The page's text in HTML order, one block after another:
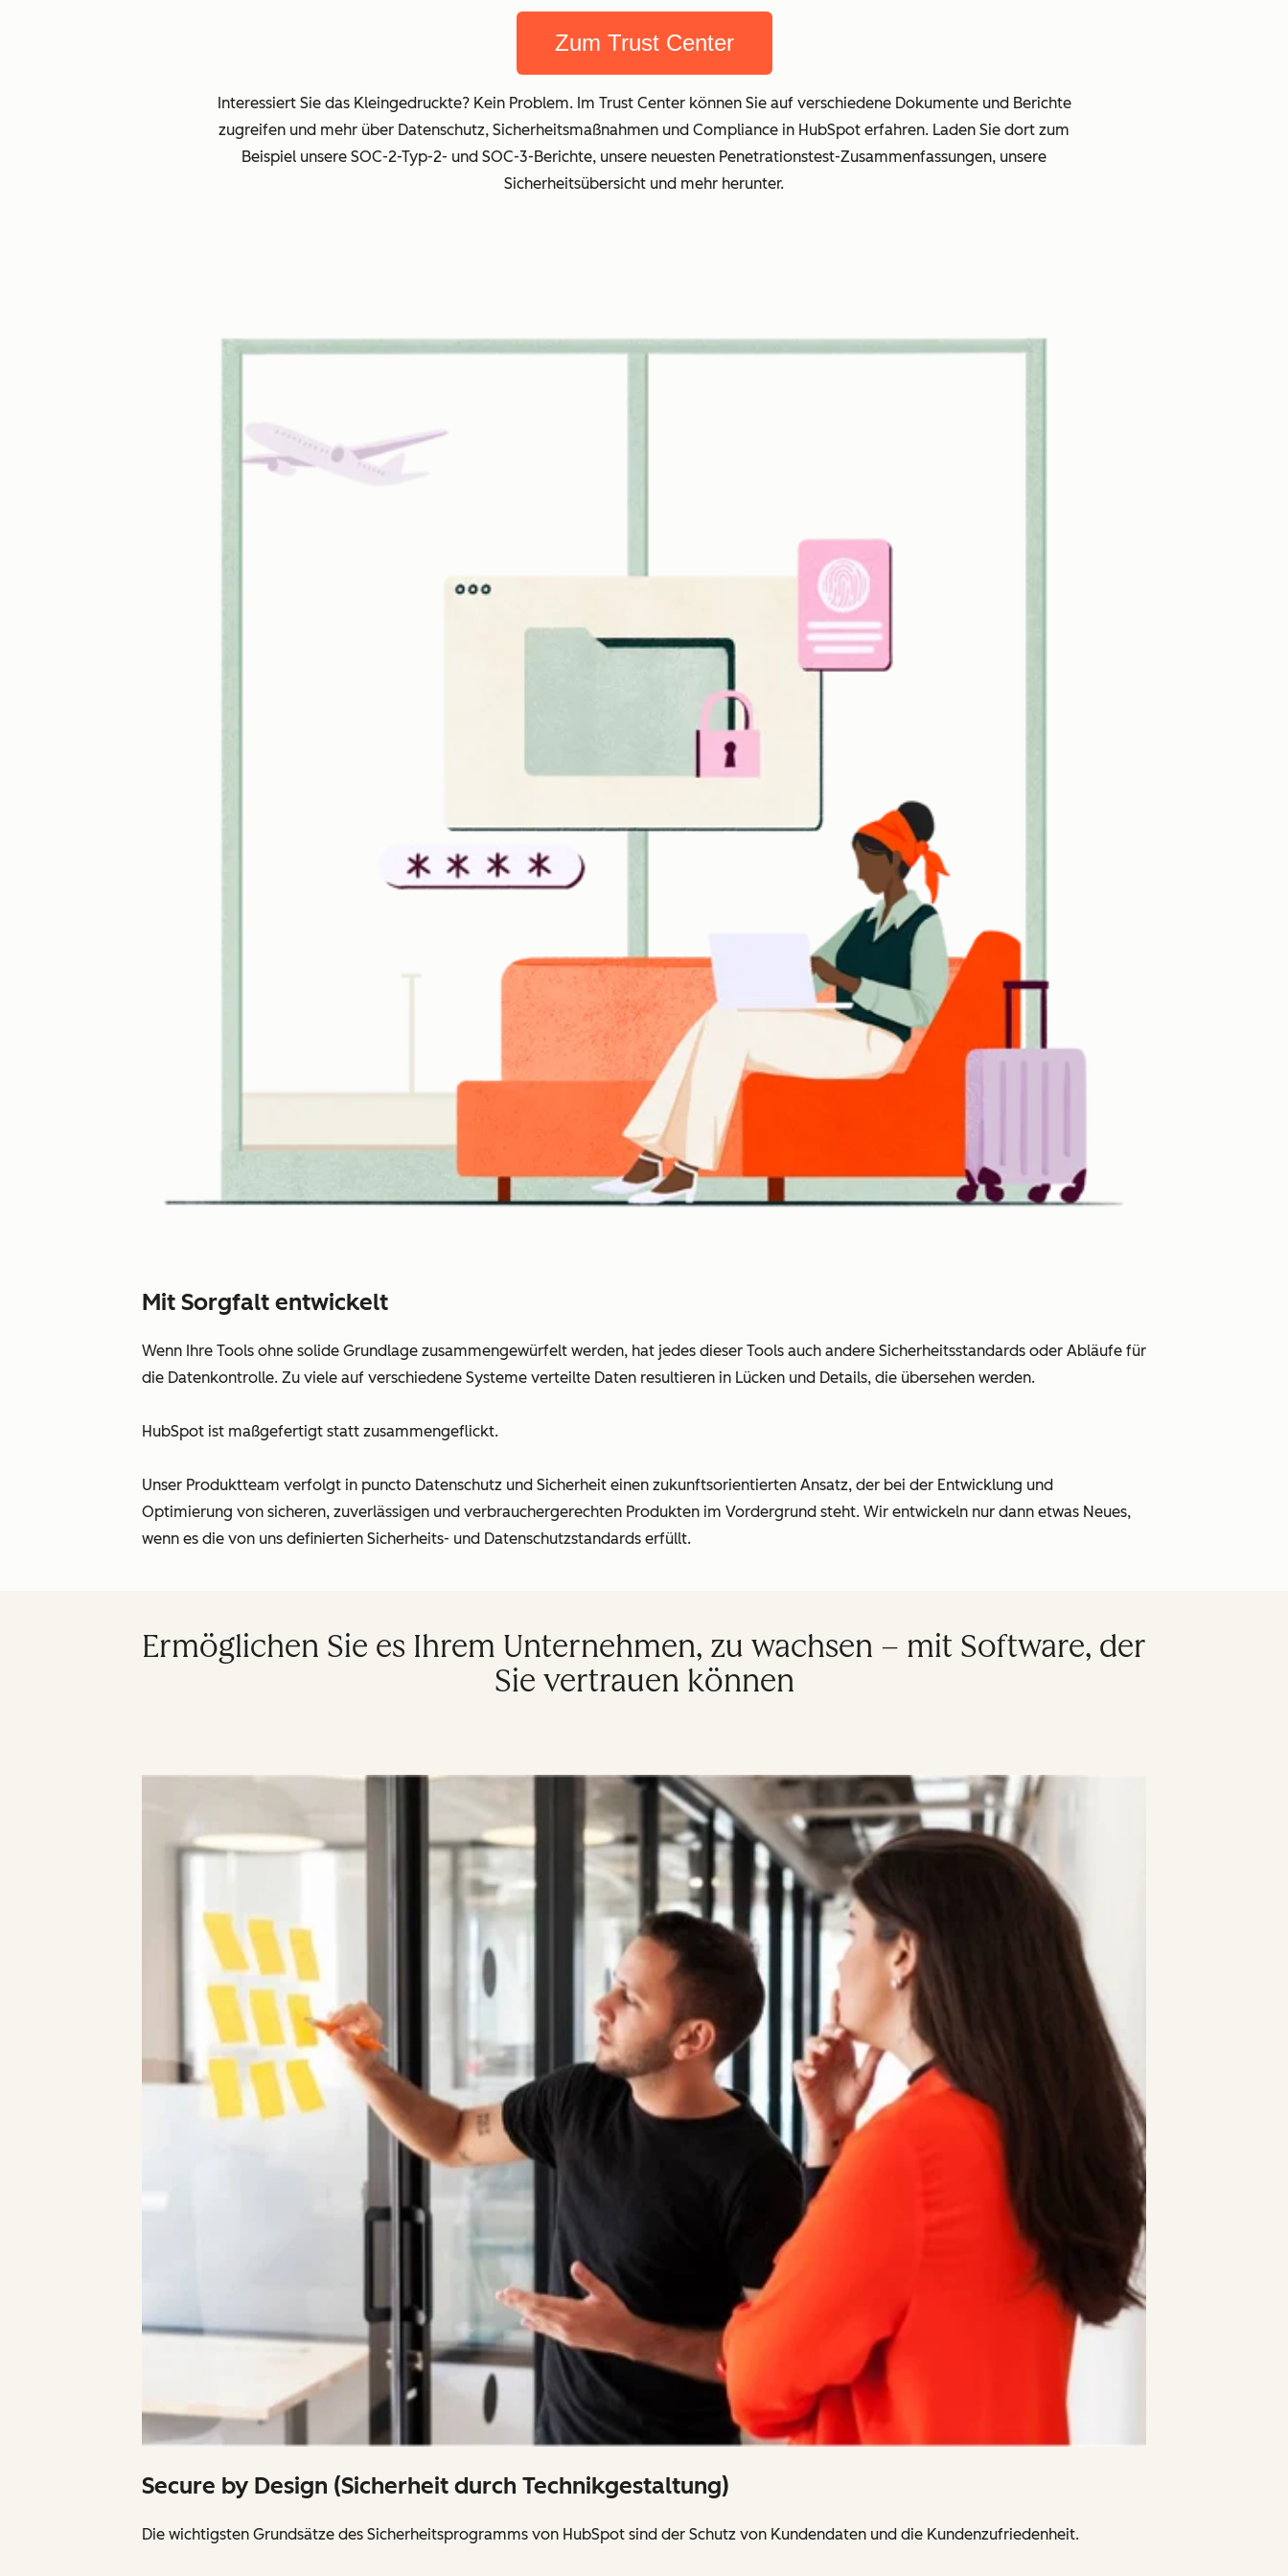
Zum Trust Center
Interessiert Sie das Kleingedruckte? Kein Problem. Im Trust Center können Sie auf verschiedene Dokumente und Berichte
zugreifen und mehr über Datenschutz, Sicherheitsmaßnahmen und Compliance in HubSpot erfahren. Laden Sie dort zum
Beispiel unsere SOC-2-Typ-2- und SOC-3-Berichte, unsere neuesten Penetrationstest-Zusammenfassungen, unsere
Sicherheitsübersicht und mehr herunter.
Mit Sorgfalt entwickelt
Wenn Ihre Tools ohne solide Grundlage zusammengewürfelt werden, hat jedes dieser Tools auch andere Sicherheitsstandards oder Abläufe für
die Datenkontrolle. Zu viele auf verschiedene Systeme verteilte Daten resultieren in Lücken und Details, die übersehen werden.
HubSpot ist maßgefertigt statt zusammengeflickt.
Unser Produktteam verfolgt in puncto Datenschutz und Sicherheit einen zukunftsorientierten Ansatz, der bei der Entwicklung und
Optimierung von sicheren, zuverlässigen und verbrauchergerechten Produkten im Vordergrund steht. Wir entwickeln nur dann etwas Neues,
wenn es die von uns definierten Sicherheits- und Datenschutzstandards erfüllt.
Ermöglichen Sie es Ihrem Unternehmen, zu wachsen – mit Software, der
Sie vertrauen können
Secure by Design (Sicherheit durch Technikgestaltung)
Die wichtigsten Grundsätze des Sicherheitsprogramms von HubSpot sind der Schutz von Kundendaten und die Kundenzufriedenheit.